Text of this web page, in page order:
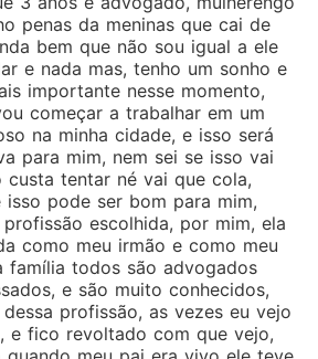
penas da meninas que cai de
bem que não sou igual a ele
e nada mas, tenho um sonho e
importante nesse momento,
começar a trabalhar em um
na minha cidade, e isso será
para mim, nem sei se isso vai
tentar né vai que cola,
isso pode ser bom para mim,
escolhida, por mim, ela
como meu irmão e como meu
família todos são advogados
e são muito conhecidos,
profissão, as vezes eu vejo
e fico revoltado com que vejo,